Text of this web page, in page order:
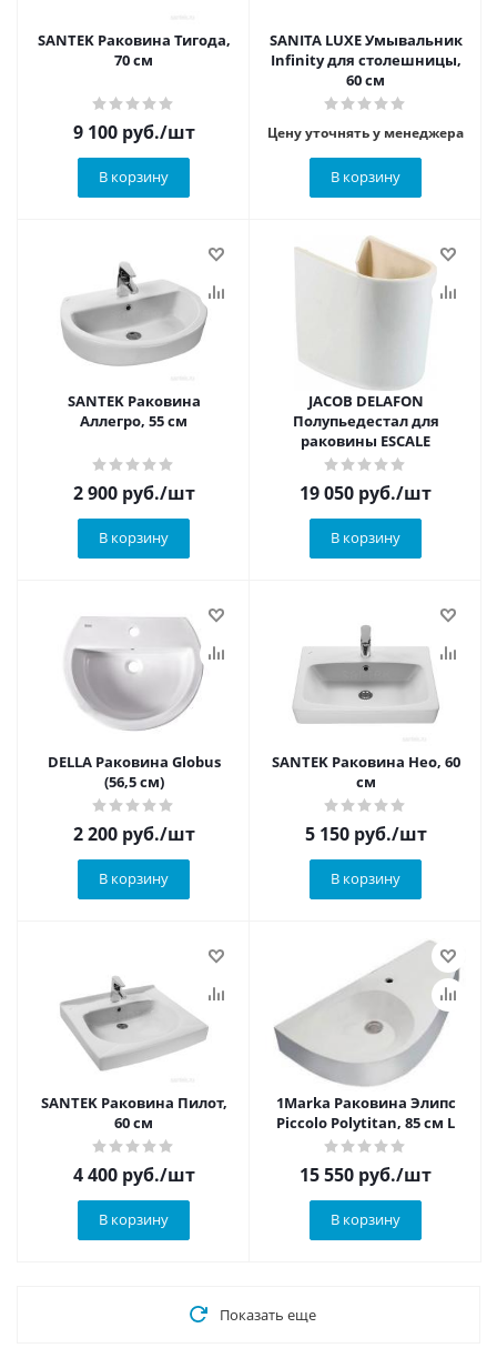
SANTEK Раковина Тигода,
70 см
9 100руб./шт
В корзину
SANITA LUXE Умывальник
Infinity для столешницы,
60 см
Цену уточнять у менеджера
В корзину
SANTEK Раковина
Аллегро, 55 см
2 900руб./шт
В корзину
JACOB DELAFON
Полупьедестал для
раковины ESCALE
19 050 руб./шт
В корзину
DELLA Раковина Globus
(56,5 см)
2 200руб./шт
В корзину
SANTEK Раковина Нео, 60
см
5 150руб./шт
В корзину
SANTEK Раковина Пилот,
60 см
4 400руб./шт
В корзину
1Marka Раковина Элипс
Piccolo Polytitan, 85 см L
15 550 руб./шт
В корзину
Показать еще